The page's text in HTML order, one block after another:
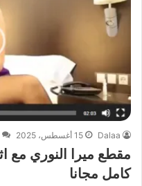
Dalaa 15 أغسطس، 2025
كامل مجانا